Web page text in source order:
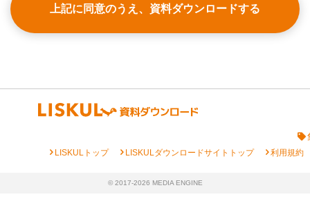
上記に同意のうえ、資料ダウンロードする
chevron_rightLISKULトップ chevron_rightLISKULダウンロードサイトトップ chevron_right利用規約
© 2017-2026 MEDIA ENGINE